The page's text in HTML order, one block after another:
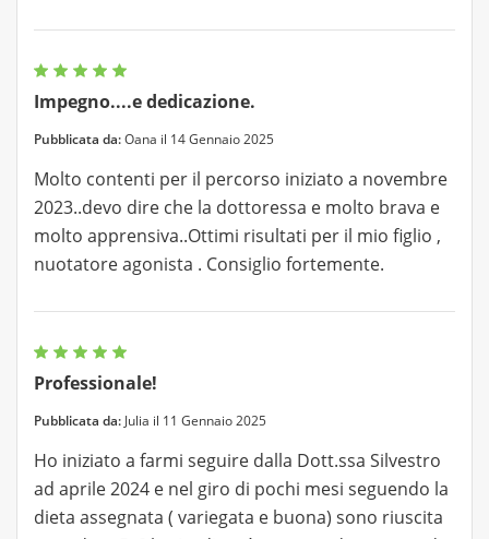
Impegno....e dedicazione.
Pubblicata da:Oana il 14 Gennaio 2025
Molto contenti per il percorso iniziato a novembre
2023..devo dire che la dottoressa e molto brava e
molto apprensiva..Ottimi risultati per il mio figlio ,
nuotatore agonista . Consiglio fortemente.
Professionale!
Pubblicata da: Julia il 11 Gennaio 2025
Ho iniziato a farmi seguire dalla Dott.ssa Silvestro
ad aprile 2024 e nel giro di pochi mesi seguendo la
dieta assegnata ( variegata e buona) sono riuscita